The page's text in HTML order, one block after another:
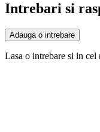
Intrebari si
Adauga o intrebare
Lasa o intrebare si in